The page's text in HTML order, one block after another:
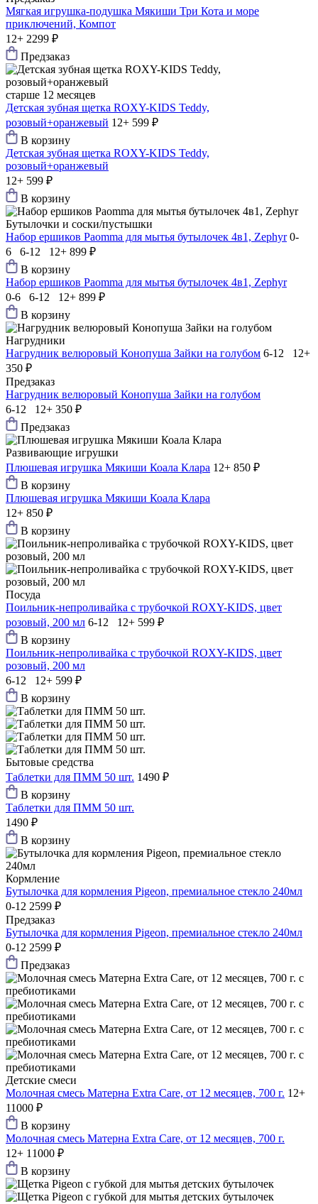
Мягкая игрушка-подушка Мякиши Три Кота и море
приключений, Компот
12+ 2299 ₽
Предзаказ
старше 12 месяцев
Детская зубная щетка ROXY-KIDS Teddy,
розовый+оранжевый 12+ 599 ₽
В корзину
Детская зубная щетка ROXY-KIDS Teddy,
розовый+оранжевый
12+ 599 ₽
В корзину
Бутылочки и соски/пустышки
Набор ершиков Paomma для мытья бутылочек 4в1, Zephyr 0-
6 6-12 12+ 899 ₽
В корзину
Набор ершиков Paomma для мытья бутылочек 4в1, Zephyr
0-6 6-12 12+ 899 ₽
В корзину
Нагрудники
Нагрудник велюровый Конопуша Зайки на голубом 6-12 12+
350 ₽
Предзаказ
Нагрудник велюровый Конопуша Зайки на голубом
6-12 12+ 350 ₽
Предзаказ
Развивающие игрушки
Плюшевая игрушка Мякиши Коала Клара 12+ 850 ₽
В корзину
Плюшевая игрушка Мякиши Коала Клара
12+ 850 ₽
В корзину
Посуда
Поильник-непроливайка с трубочкой ROXY-KIDS, цвет
розовый, 200 мл 6-12 12+ 599 ₽
В корзину
Поильник-непроливайка с трубочкой ROXY-KIDS, цвет
розовый, 200 мл
6-12 12+ 599 ₽
В корзину
Бытовые средства
Таблетки для ПММ 50 шт. 1490 ₽
В корзину
Таблетки для ПММ 50 шт.
1490 ₽
В корзину
Кормление
Бутылочка для кормления Pigeon, премиальное стекло 240мл
0-12 2599 ₽
Предзаказ
Бутылочка для кормления Pigeon, премиальное стекло 240мл
0-12 2599 ₽
Предзаказ
Детские смеси
Молочная смесь Матерна Extra Care, от 12 месяцев, 700 г. 12+
11000 ₽
В корзину
Молочная смесь Матерна Extra Care, от 12 месяцев, 700 г.
12+ 11000 ₽
В корзину